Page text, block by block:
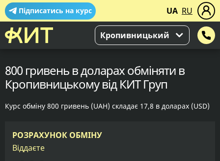
Підписатись на курс UA RU
Кропивницький
800 гривень в доларах обміняти в
Кропивницькому від КИТ Груп
Курс обміну 800 гривень (UAH) складає 17,8 в доларах (USD)
РОЗРАХУНОК ОБМІНУ
Віддаєте